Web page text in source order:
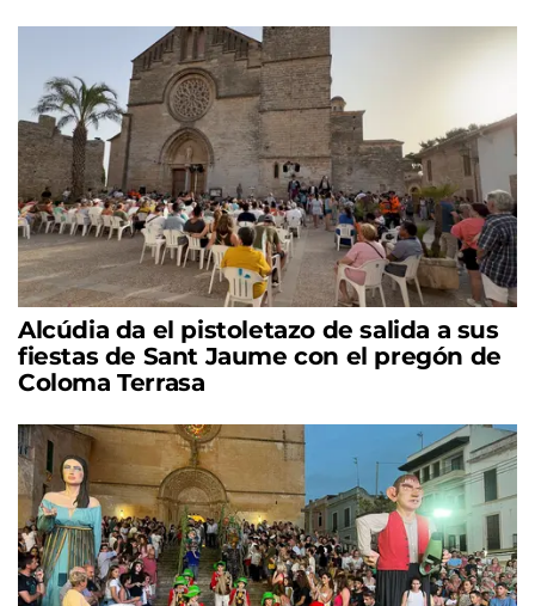
Alcúdia da el pistoletazo de salida a sus
fiestas de Sant Jaume con el pregón de
Coloma Terrasa